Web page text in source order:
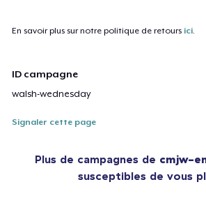
En savoir plus sur notre politique de retours ici.
ID campagne
walsh-wednesday
Signaler cette page
Plus de campagnes de cmjw-
susceptibles de vous